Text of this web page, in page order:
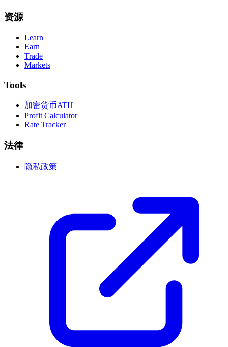
资源
Learn
Earn
Trade
Markets
Tools
加密货币ATH
Profit Calculator
Rate Tracker
法律
隐私政策